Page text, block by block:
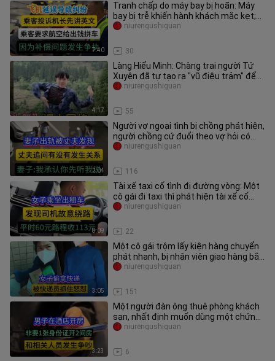
7:40
Tranh chấp do máy bay bị hoãn: Máy
bay bị trễ khiến hành khách mắc kẹt;
hành khách muốn khiếu nại nh
30
niurengushiguan
4:17
Làng Hiểu Minh: Chàng trai người Tứ
Xuyên đã tự tạo ra "vũ điệu trảm" để
trở thành niềm hy vọng của
55
niurengushiguan
2:04
Người vợ ngoại tình bị chồng phát hiện,
người chồng cứ đuổi theo vợ hỏi có
phải đã xảy ra quan hệ ha
116
niurengushiguan
8:09
Tài xế taxi cố tình đi đường vòng: Một
cô gái đi taxi thì phát hiện tài xế cố
tình đi đường vòng; qu
22
niurengushiguan
3:05
Một cô gái trộm lấy kiện hàng chuyển
phát nhanh, bị nhân viên giao hàng bắt
quả tang và mắng té tát;
151
niurengushiguan
3:23
Một người đàn ông thuê phòng khách
sạn, nhất định muốn dùng một chứng
minh nhân dân để thuê hai phòn
6
niurengushiguan